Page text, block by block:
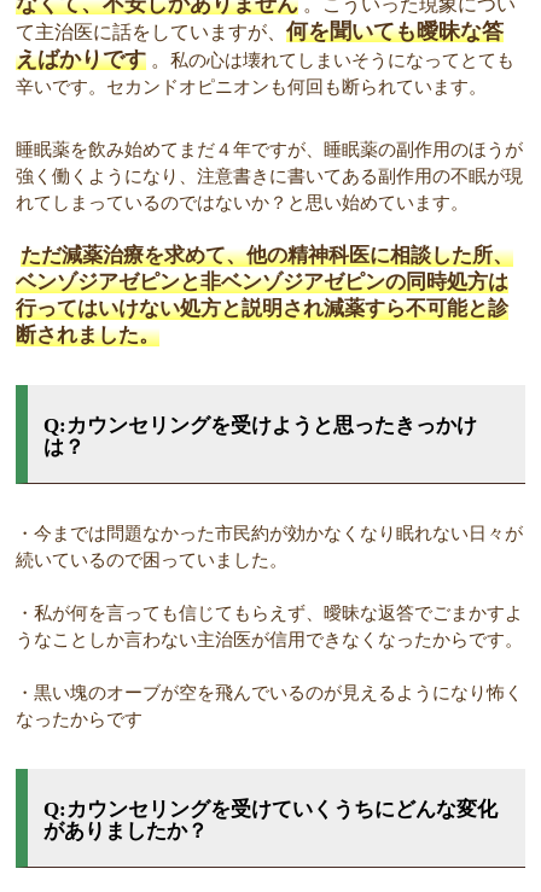
。こういった現象につい
て主治医に話をしていますが、何を聞いても曖昧な答
えばかりです 。私の心は壊れてしまいそうになってとても
辛いです。セカンドオピニオンも何回も断られています。
睡眠薬を飲み始めてまだ４年ですが、睡眠薬の副作用のほうが
強く働くようになり、注意書きに書いてある副作用の不眠が現
れてしまっているのではないか？と思い始めています。
ただ減薬治療を求めて、他の精神科医に相談した所、
ベンゾジアゼピンと非ベンゾジアゼピンの同時処方は
行ってはいけない処方と説明され減薬すら不可能と診
断されました。
Q:カウンセリングを受けようと思ったきっかけ
は？
・今までは問題なかった市民約が効かなくなり眠れない日々が
続いているので困っていました。
・私が何を言っても信じてもらえず、曖昧な返答でごまかすよ
うなことしか言わない主治医が信用できなくなったからです。
・黒い塊のオーブが空を飛んでいるのが見えるようになり怖く
なったからです
Q:カウンセリングを受けていくうちにどんな変化
がありましたか？